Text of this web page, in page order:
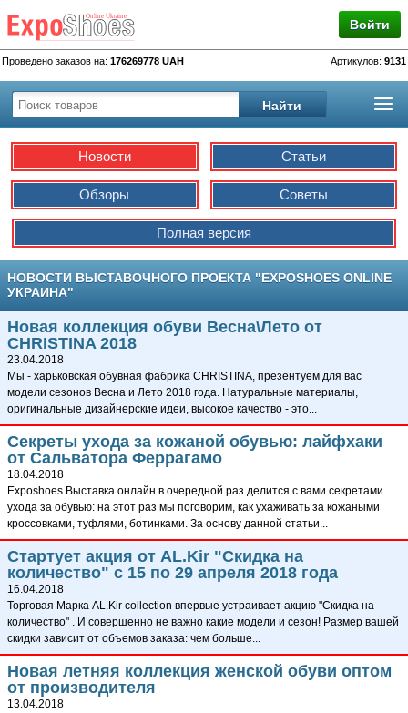
Войти
Проведено заказов на: 176269778 UAH Артикулов: 9131
Новости Статьи
Обзоры Советы
Полная версия
НОВОСТИ ВЫСТАВОЧНОГО ПРОЕКТА "EXPOSHOES ONLINE
УКРАИНА"
Новая коллекция обуви Весна\Лето от
CHRISTINA 2018
23.04.2018
Мы - харьковская обувная фабрика CHRISTINA, презентуем для вас
модели сезонов Весна и Лето 2018 года. Натуральные материалы,
оригинальные дизайнерские идеи, высокое качество - это...
Секреты ухода за кожаной обувью: лайфхаки
от Сальватора Феррагамо
18.04.2018
Exposhoes Выставка онлайн в очередной раз делится с вами секретами
ухода за обувью: на этот раз мы поговорим, как ухаживать за кожаными
кроссовками, туфлями, ботинками. За основу данной статьи...
Стартует акция от AL.Kir "Скидка на
количество" с 15 по 29 апреля 2018 года
16.04.2018
Торговая Марка AL.Kir collection впервые устраивает акцию "Скидка на
количество" . И совершенно не важно какие модели и сезон! Размер вашей
скидки зависит от объемов заказа: чем больше...
Новая летняя коллекция женской обуви оптом
от производителя
13.04.2018